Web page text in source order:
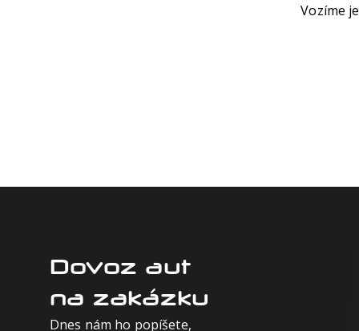
Vozíme
Dovoz aut
na zakázku
Dnes nám ho popíšete,